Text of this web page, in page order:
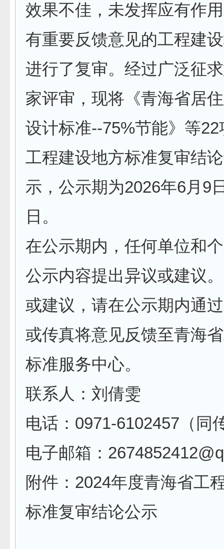
效果不佳，未发挥应有作
有重要反馈意见的工程建
进行了复审。经过广泛征
家评审，现将《青海省居
设计标准--75%节能》等
工程建设地方标准复审结
示，公示期为2026年6月9
日。
在公示期内，任何单位和
公示内容提出异议或建议
或建议，请在公示期内通
或传真将意见反馈至青海
标准服务中心。
联系人：刘倩雯
电话：0971-6102457（同
电子邮箱：
附件：2024年度青海省工
标准复审结论公示